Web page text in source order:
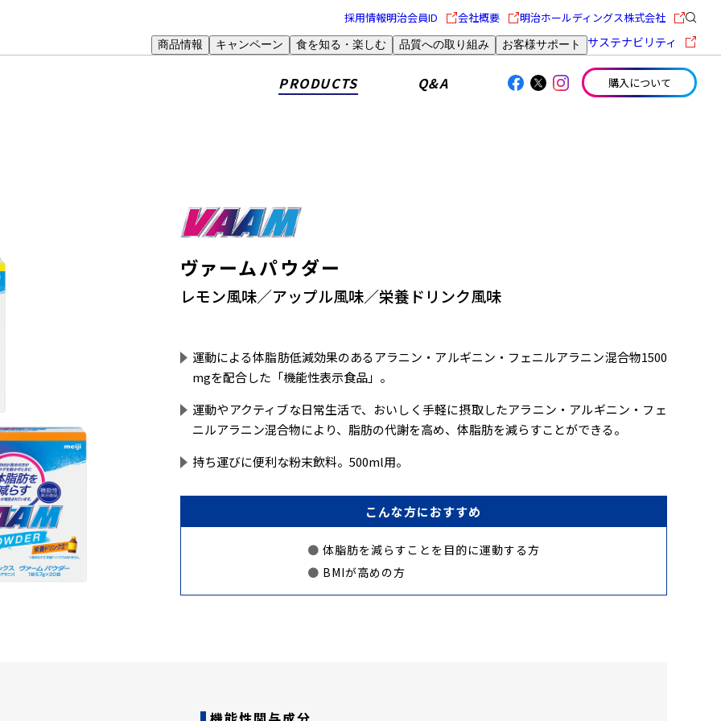
商品情報 キャンペーン 食を知る・楽しむ 品質への取り組み お客様サポート サステナビリティ
採用情報明治会員ID 会社概要 明治ホールディングス株式会社
PRODUCTS Q&A 購入について
ヴァームパウダー
レモン風味／アップル風味／栄養ドリンク風味
運動による体脂肪低減効果のあるアラニン・アルギニン・フェニルアラニン混合物1500
mgを配合した「機能性表示食品」。
運動やアクティブな日常生活で、おいしく手軽に摂取したアラニン・アルギニン・フェ
ニルアラニン混合物により、脂肪の代謝を高め、体脂肪を減らすことができる。
持ち運びに便利な粉末飲料。500ml用。
こんな方におすすめ
体脂肪を減らすことを目的に運動する方
BMIが高めの方